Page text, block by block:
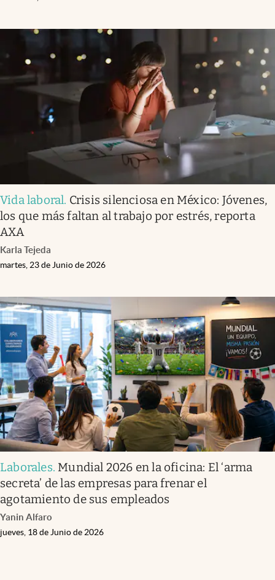
Vida laboral. Crisis silenciosa en México: Jóvenes,
los que más faltan al trabajo por estrés, reporta
AXA
Karla Tejeda
martes, 23 de Junio de 2026
Laborales. Mundial 2026 en la oficina: El ‘arma
secreta’ de las empresas para frenar el
agotamiento de sus empleados
Yanin Alfaro
jueves, 18 de Junio de 2026